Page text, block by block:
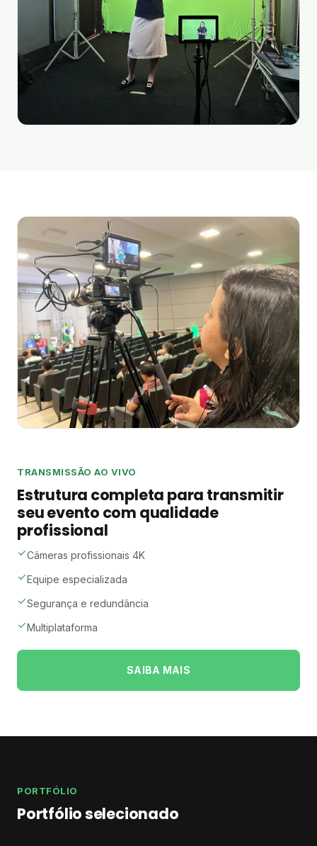
TRANSMISSÃO AO VIVO
Estrutura completa para transmitir
seu evento com qualidade
profissional
Câmeras profissionais 4K
Equipe especializada
Segurança e redundância
Multiplataforma
SAIBA MAIS
PORTFÓLIO
Portfólio selecionado